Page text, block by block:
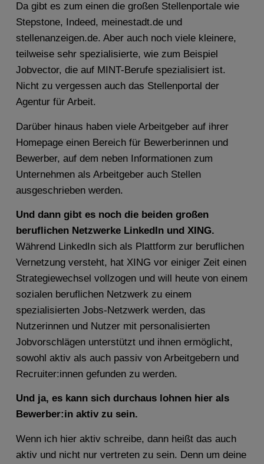
Da gibt es zum einen die großen Stellenportale wie
Stepstone, Indeed, meinestadt.de und
stellenanzeigen.de. Aber auch noch viele kleinere,
teilweise sehr spezialisierte, wie zum Beispiel
Jobvector, die auf MINT-Berufe spezialisiert ist.
Nicht zu vergessen auch das Stellenportal der
Agentur für Arbeit.
Darüber hinaus haben viele Arbeitgeber auf ihrer
Homepage einen Bereich für Bewerberinnen und
Bewerber, auf dem neben Informationen zum
Unternehmen als Arbeitgeber auch Stellen
ausgeschrieben werden.
Und dann gibt es noch die beiden großen
beruflichen Netzwerke LinkedIn und XING.
Während LinkedIn sich als Plattform zur beruflichen
Vernetzung versteht, hat XING vor einiger Zeit einen
Strategiewechsel vollzogen und will heute von einem
sozialen beruflichen Netzwerk zu einem
spezialisierten Jobs-Netzwerk werden, das
Nutzerinnen und Nutzer mit personalisierten
Jobvorschlägen unterstützt und ihnen ermöglicht,
sowohl aktiv als auch passiv von Arbeitgebern und
Recruiter:innen gefunden zu werden.
Und ja, es kann sich durchaus lohnen hier als
Bewerber:in aktiv zu sein.
Wenn ich hier aktiv schreibe, dann heißt das auch
aktiv und nicht nur vertreten zu sein. Denn um deine